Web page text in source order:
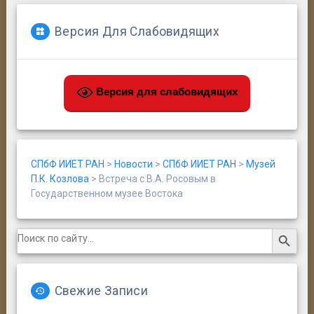
Версия Для Слабовидящих
Версия для слабовидящих
СПбФ ИИЕТ РАН > Новости > СПбФ ИИЕТ РАН > Музей
П.К. Козлова > Встреча с В.А. Росовым в
Государственном музее Востока
Search
for:
Search Button
Свежие Записи